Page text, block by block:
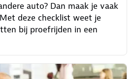
auto? Dan maak je vaak
deze checklist weet je
bij proefrijden in een